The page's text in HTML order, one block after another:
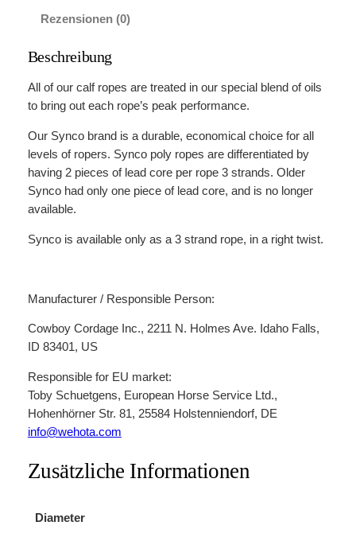
s
e
n
e
Rezensionen (0)
Beschreibung
All of our calf ropes are treated in our special blend of oils
to bring out each rope’s peak performance.
Our Synco brand is a durable, economical choice for all
levels of ropers. Synco poly ropes are differentiated by
having 2 pieces of lead core per rope 3 strands. Older
Synco had only one piece of lead core, and is no longer
available.
Synco is available only as a 3 strand rope, in a right twist.
Manufacturer / Responsible Person:
Cowboy Cordage Inc., 2211 N. Holmes Ave. Idaho Falls,
ID 83401, US
Responsible for EU market:
Toby Schuetgens, European Horse Service Ltd.,
Hohenhörner Str. 81, 25584 Holstenniendorf, DE
info@wehota.com
Zusätzliche Informationen
Diameter